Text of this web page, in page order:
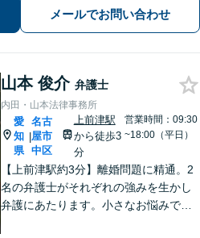
を法的に早期解決します。
メールでお問い合わせ
山本 俊介 弁護士
内田・山本法律事務所
愛
知
県
|
名古
屋市
中区
上前津駅
から徒歩3
分
営業時間：09:30
~18:00（平日）
【上前津駅約3分】離婚問題に精通。2
名の弁護士がそれぞれの強みを生かし
弁護にあたります。小さなお悩みで